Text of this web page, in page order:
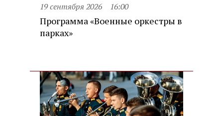
19 сентября 2026 16:00
Программа «Военные оркестры в
парках»